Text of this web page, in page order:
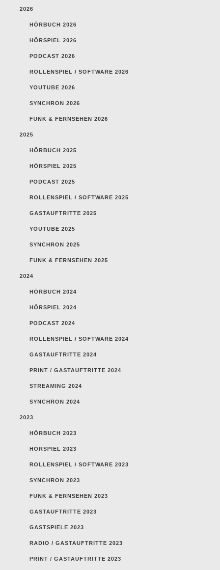
2026
HÖRBUCH 2026
HÖRSPIEL 2026
PODCAST 2026
ROLLENSPIEL / SOFTWARE 2026
YOUTUBE 2026
SYNCHRON 2026
FUNK & FERNSEHEN 2026
2025
HÖRBUCH 2025
HÖRSPIEL 2025
PODCAST 2025
ROLLENSPIEL / SOFTWARE 2025
GASTAUFTRITTE 2025
YOUTUBE 2025
SYNCHRON 2025
FUNK & FERNSEHEN 2025
2024
HÖRBUCH 2024
HÖRSPIEL 2024
PODCAST 2024
ROLLENSPIEL / SOFTWARE 2024
GASTAUFTRITTE 2024
PRINT / GASTAUFTRITTE 2024
STREAMING 2024
SYNCHRON 2024
2023
HÖRBUCH 2023
HÖRSPIEL 2023
ROLLENSPIEL / SOFTWARE 2023
SYNCHRON 2023
FUNK & FERNSEHEN 2023
GASTAUFTRITTE 2023
GASTSPIELE 2023
RADIO / GASTAUFTRITTE 2023
PRINT / GASTAUFTRITTE 2023